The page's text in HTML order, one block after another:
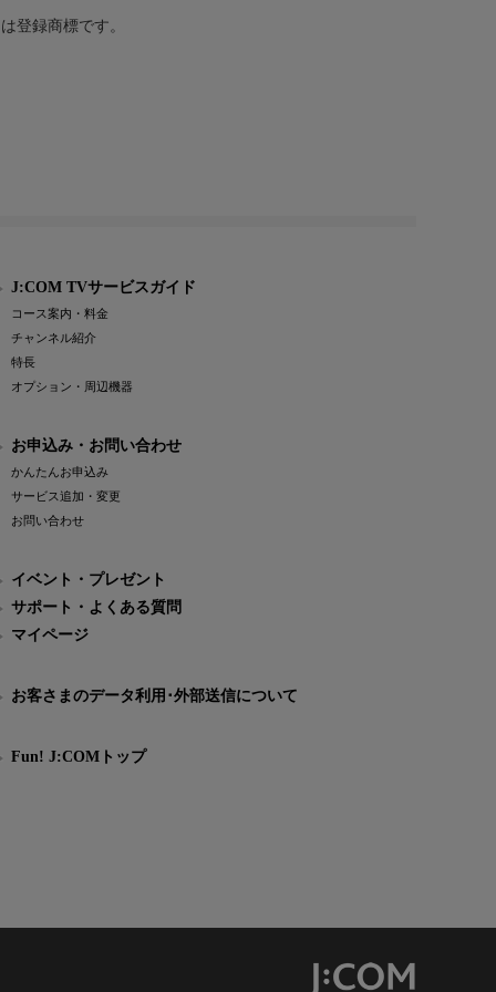
登録商標です。
J:COM TVサービスガイド
コース案内・料金
チャンネル紹介
特長
オプション・周辺機器
お申込み・お問い合わせ
かんたんお申込み
サービス追加・変更
お問い合わせ
イベント・プレゼント
サポート・よくある質問
マイページ
お客さまのデータ利用･外部送信について
Fun! J:COMトップ